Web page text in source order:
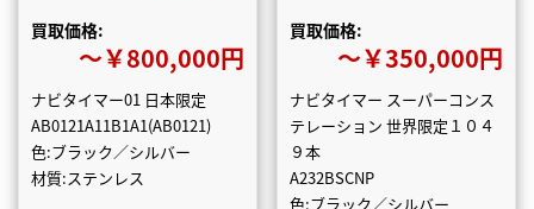
買取価格:
〜￥800,000円
ナビタイマー01 日本限定
AB0121A11B1A1(AB0121)
色:ブラック／シルバー
材質:ステンレス
買取価格:
〜￥350,000円
ナビタイマー スーパーコンス
テレーション 世界限定１０４
９本
A232BSCNP
色:ブラック／シルバー